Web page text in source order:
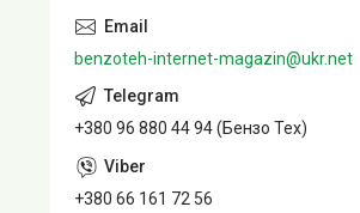
benzoteh-internet-magazin@ukr.net
+380 96 880 44 94 (Бензо Тех)
+380 66 161 72 56